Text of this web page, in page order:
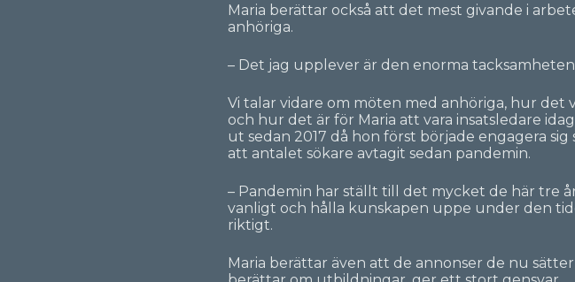
Maria berättar också att det mest givande i
anhöriga.
– Det jag upplever är den enorma
Vi talar vidare om möten med anhöriga, hur det
och hur det är för Maria att vara insatsledare
ut sedan 2017 då hon först började engagera
att antalet sökare avtagit sedan pandemin.
– Pandemin har ställt till det mycket de här tre
vanligt och hålla kunskapen uppe under den
riktigt.
Maria berättar även att de annonser de nu